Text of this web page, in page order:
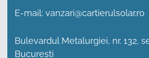
E-mail: vanzari@cartierulsolar.ro
Bulevardul Metalurgiei, nr. 132,
București